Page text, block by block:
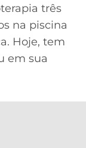
três
na piscina
Hoje, tem
em sua